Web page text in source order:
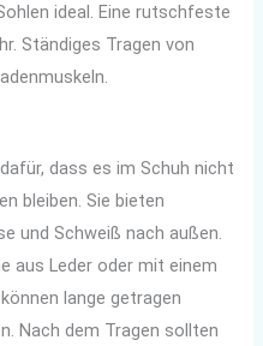
ideal. Eine rutschfeste
Ständiges Tragen von
dass es im Schuh nicht
bleiben. Sie bieten
und Schweiß nach außen.
aus Leder oder mit einem
lange getragen
Nach dem Tragen sollten